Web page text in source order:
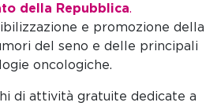
della Repubblica.
e promozione della
del seno e delle principali
oncologiche.
di attività gratuite dedicate a